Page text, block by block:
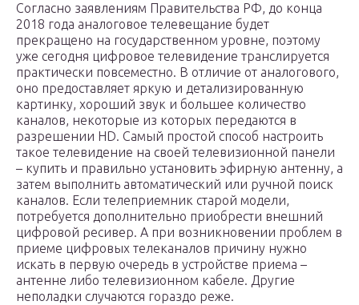
Согласно заявлениям Правительства РФ, до конца
2018 года аналоговое телевещание будет
прекращено на государственном уровне, поэтому
уже сегодня цифровое телевидение транслируется
практически повсеместно. В отличие от аналогового,
оно предоставляет яркую и детализированную
картинку, хороший звук и большее количество
каналов, некоторые из которых передаются в
разрешении HD. Самый простой способ настроить
такое телевидение на своей телевизионной панели
– купить и правильно установить эфирную антенну, а
затем выполнить автоматический или ручной поиск
каналов. Если телеприемник старой модели,
потребуется дополнительно приобрести внешний
цифровой ресивер. А при возникновении проблем в
приеме цифровых телеканалов причину нужно
искать в первую очередь в устройстве приема –
антенне либо телевизионном кабеле. Другие
неполадки случаются гораздо реже.